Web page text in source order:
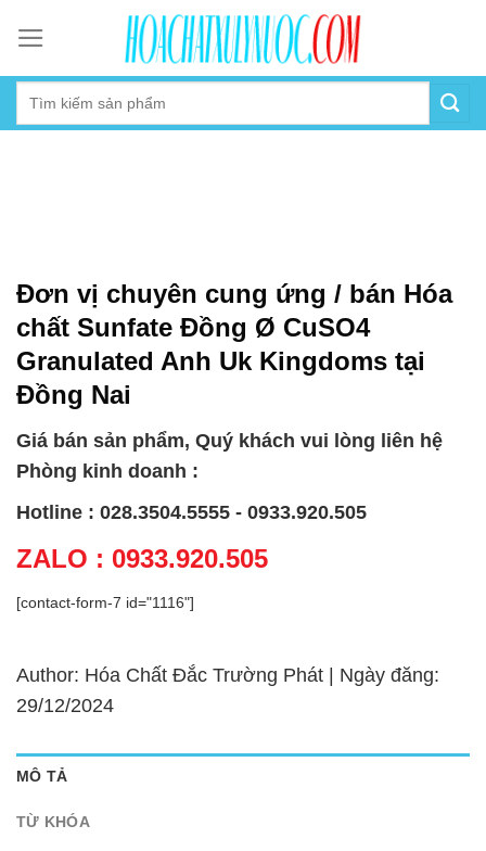
content
Đơn vị chuyên cung ứng / bán Hóa
chất Sunfate Đồng Ø CuSO4
Granulated Anh Uk Kingdoms tại
Đồng Nai
Giá bán sản phẩm, Quý khách vui lòng liên hệ
Phòng kinh doanh :
Hotline : 028.3504.5555 - 0933.920.505
ZALO : 0933.920.505
[contact-form-7 id="1116"]
Author: Hóa Chất Đắc Trường Phát | Ngày đăng:
29/12/2024
MÔ TẢ
TỪ KHÓA